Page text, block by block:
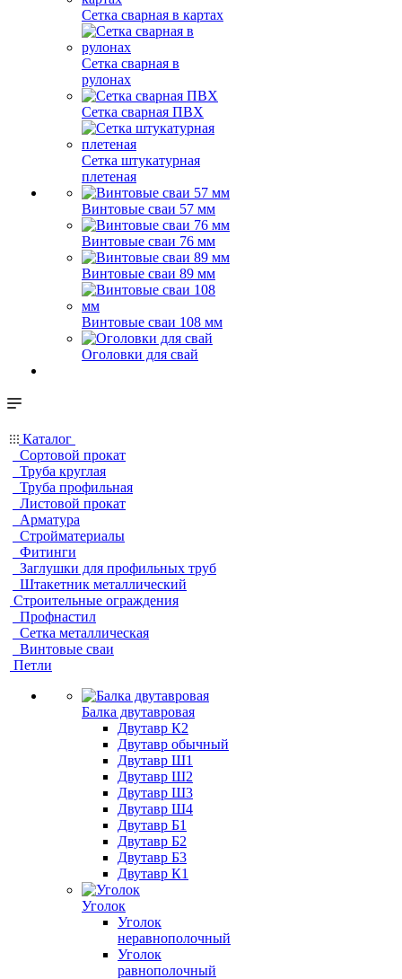
Сетка сварная в картах
Сетка сварная в
рулонах
Сетка сварная ПВХ
Сетка штукатурная
плетеная
Винтовые сваи 57 мм
Винтовые сваи 76 мм
Винтовые сваи 89 мм
Винтовые сваи 108 мм
Оголовки для свай
Каталог
Сортовой прокат
Труба круглая
Труба профильная
Листовой прокат
Арматура
Стройматериалы
Фитинги
Заглушки для профильных труб
Штакетник металлический
Строительные ограждения
Профнастил
Сетка металлическая
Винтовые сваи
Петли
Балка двутавровая
Двутавр К2
Двутавр обычный
Двутавр Ш1
Двутавр Ш2
Двутавр Ш3
Двутавр Ш4
Двутавр Б1
Двутавр Б2
Двутавр Б3
Двутавр К1
Уголок
Уголок
неравнополочный
Уголок
равнополочный